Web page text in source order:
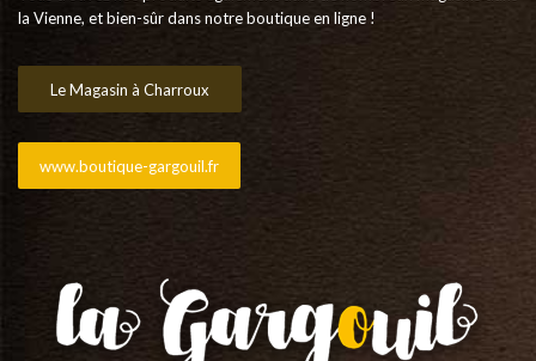
la Vienne, et bien-sûr dans notre boutique en ligne !
Le Magasin à Charroux
www.boutique-gargouil.fr